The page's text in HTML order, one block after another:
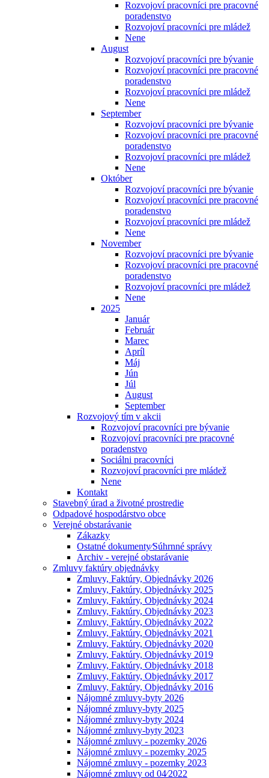
Rozvojoví pracovníci pre pracovné
poradenstvo
Rozvojoví pracovníci pre mládež
Nene
August
Rozvojoví pracovníci pre bývanie
Rozvojoví pracovníci pre pracovné
poradenstvo
Rozvojoví pracovníci pre mládež
Nene
September
Rozvojoví pracovníci pre bývanie
Rozvojoví pracovníci pre pracovné
poradenstvo
Rozvojoví pracovníci pre mládež
Nene
Október
Rozvojoví pracovníci pre bývanie
Rozvojoví pracovníci pre pracovné
poradenstvo
Rozvojoví pracovníci pre mládež
Nene
November
Rozvojoví pracovníci pre bývanie
Rozvojoví pracovníci pre pracovné
poradenstvo
Rozvojoví pracovníci pre mládež
Nene
2025
Január
Február
Marec
Apríl
Máj
Jún
Júl
August
September
Rozvojový tím v akcii
Rozvojoví pracovníci pre bývanie
Rozvojoví pracovníci pre pracovné
poradenstvo
Sociálni pracovníci
Rozvojoví pracovníci pre mládež
Nene
Kontakt
Stavebný úrad a životné prostredie
Odpadové hospodárstvo obce
Verejné obstarávanie
Zákazky
Ostatné dokumenty⁄Súhrnné správy
Archiv - verejné obstarávanie
Zmluvy faktúry objednávky
Zmluvy, Faktúry, Objednávky 2026
Zmluvy, Faktúry, Objednávky 2025
Zmluvy, Faktúry, Objednávky 2024
Zmluvy, Faktúry, Objednávky 2023
Zmluvy, Faktúry, Objednávky 2022
Zmluvy, Faktúry, Objednávky 2021
Zmluvy, Faktúry, Objednávky 2020
Zmluvy, Faktúry, Objednávky 2019
Zmluvy, Faktúry, Objednávky 2018
Zmluvy, Faktúry, Objednávky 2017
Zmluvy, Faktúry, Objednávky 2016
Nájomné zmluvy-byty 2026
Nájomné zmluvy-byty 2025
Nájomné zmluvy-byty 2024
Nájomné zmluvy-byty 2023
Nájomné zmluvy - pozemky 2026
Nájomné zmluvy - pozemky 2025
Nájomné zmluvy - pozemky 2023
Nájomné zmluvy od 04⁄2022